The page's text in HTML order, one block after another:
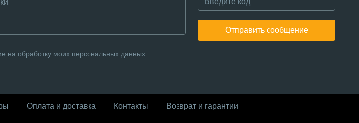
Отправить сообщение
на обработку моих персональных данных
Оплата и доставка Контакты Возврат и гарантии